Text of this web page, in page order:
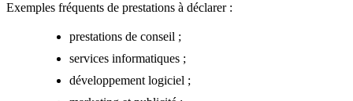
Exemples fréquents de prestations à déclarer :
prestations de conseil ;
services informatiques ;
développement logiciel ;